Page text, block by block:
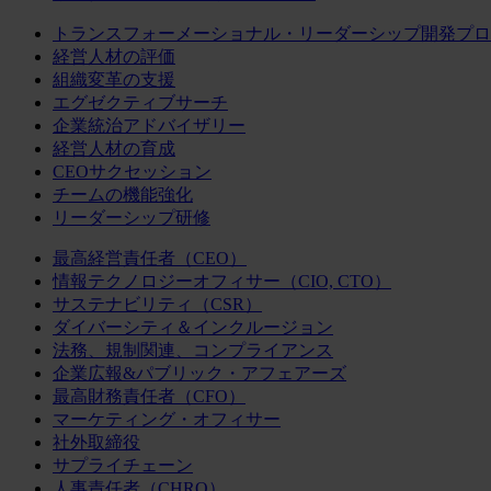
トランスフォーメーショナル・リーダーシップ開発プ
経営人材の評価
組織変革の支援
エグゼクティブサーチ
企業統治アドバイザリー
経営人材の育成
CEOサクセッション
チームの機能強化
リーダーシップ研修
最高経営責任者（CEO）
情報テクノロジーオフィサー（CIO, CTO）
サステナビリティ（CSR）
ダイバーシティ＆インクルージョン
法務、規制関連、コンプライアンス
企業広報&パブリック・アフェアーズ
最高財務責任者（CFO）
マーケティング・オフィサー
社外取締役
サプライチェーン